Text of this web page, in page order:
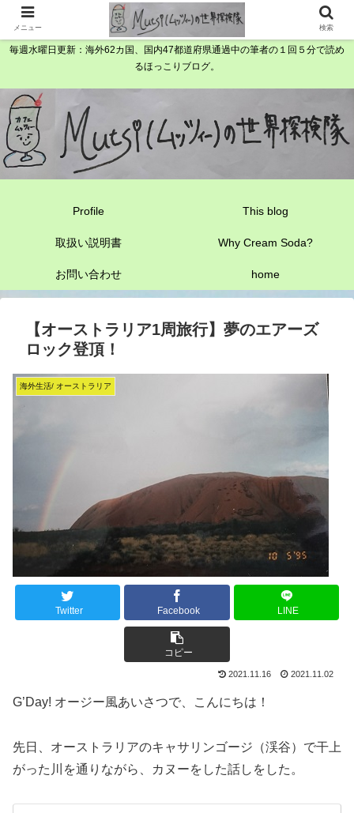
毎週水曜日更新：海外62カ国、国内47都道府県通過中の筆者の１回５分で読め
るほっこりブログ。
Profile This blog
取扱い説明書 Why Cream Soda?
お問い合わせ home
【オーストラリア1周旅行】夢のエアーズ
ロック登頂！
海外生活/ オーストラリア
Twitter Facebook LINE
コピー
2021.11.16 2021.11.02
G’Day! オージー風あいさつで、こんにちは！
先日、オーストラリアのキャサリンゴージ（渓谷）で干上
がった川を通りながら、カヌーをした話しをした。
メニュー 検索